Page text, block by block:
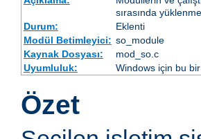
sırasında
Durum:
Eklenti
Modül Betimleyici: so_module
Kaynak Dosyası:
mod_so.c
Uyumluluk:
Windows için bu
Özet